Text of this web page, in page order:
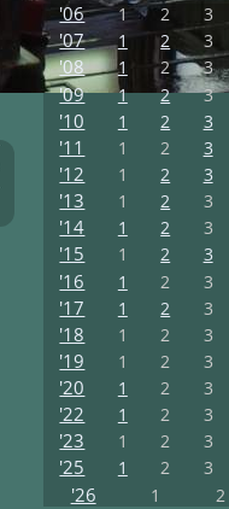
'06 1 2 3
'07 1 2 3
'08 1 2 3
'09 1 2 3
'10 1 2 3
'11 1 2 3
'12 1 2 3
'13 1 2 3
'14 1 2 3
'15 1 2 3
'16 1 2 3
'17 1 2 3
'18 1 2 3
'19 1 2 3
'20 1 2 3
'22 1 2 3
'23 1 2 3
'25 1 2 3
'26 1 2